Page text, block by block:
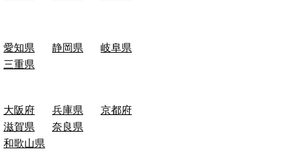
愛知県 静岡県
岐阜県
三重県
大阪府 兵庫県
京都府
滋賀県
奈良県
和歌山県